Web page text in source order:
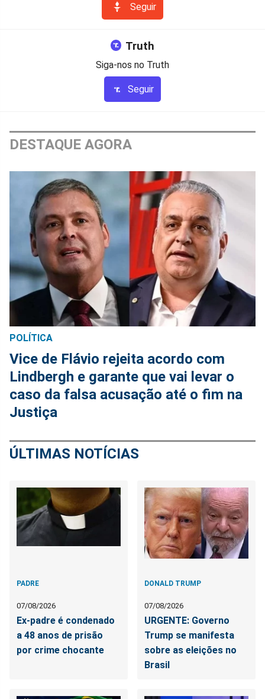
Seguir
Truth
Siga-nos no Truth
Seguir
DESTAQUE AGORA
POLÍTICA
Vice de Flávio rejeita acordo com
Lindbergh e garante que vai levar o
caso da falsa acusação até o fim na
Justiça
ÚLTIMAS NOTÍCIAS
PADRE
07/08/2026
Ex-padre é condenado
a 48 anos de prisão
por crime chocante
DONALD TRUMP
07/08/2026
URGENTE: Governo
Trump se manifesta
sobre as eleições no
Brasil